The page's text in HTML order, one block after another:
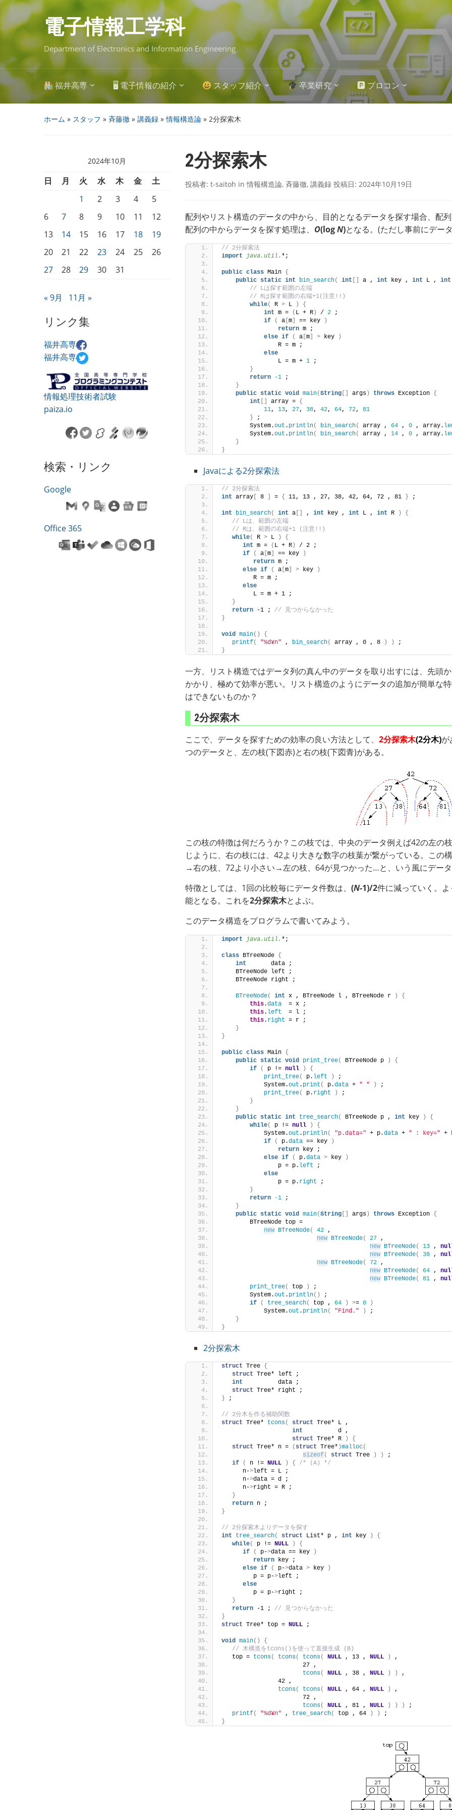
Skip
to
main
content 電子情報工学科
Department of Electronics and Information Engineering
福井高専 🖥 電子情報の紹介 スタッフ紹介 卒業研究 🅿 プロコン
ホーム » スタッフ » 斉藤徹 » 講義録 »情報構造論 » 2分探索木
2024年10月
日 月 火 水 木 金
土
1
2 3 4
5
6
7 8 9 10 11
12
13
14 15 16 17 18
19
20
21 22 23 24 25
26
27
28 29 30 31
« 9月 11月 »
リンク集
福井高専
福井高専
情報処理技術者試験
paiza.io
検索・リンク
Google
Office 365
2分探索木
投稿者: t-saitoh in情報構造論, 斉藤徹, 講義録 投稿日: 2024年10月19日
配列やリスト構造のデータの中から、目的となるデータを探す場合、配
配列の中からデータを探す処理は、 O(logN)となる。(ただし事前にデー
// 2分探索法
import java.util. *;
public class Main {
public static int bin_search( int a , int key , int L , int
// Lは探す範囲の左端
// Rは探す範囲の右端+1(注意!!)
while( R > L )
{
int m = ( L + R ) / 2 ;
if
( a m == key
)
return m ;
else if ( a m > key
)
                R = m ;
else
                L = m +
1 ;
}
return
-1 ;
}
public static void main(String args ) throws Exception {
int
array = {
11, 13, 27, 38, 42, 64, 72, 81
} ;
        System.
out . println( bin_search( array , 64 , 0 , array.
        System.
out . println( bin_search( array , 14 , 0 , array.
}
}
Javaによる2分探索法
// 2分探索法
int array 8 = { 11, 13 , 27, 38, 42, 64, 72 , 81 } ;
int bin_search( int a , int key , int L , int R )
{
// Lは、範囲の左端
// Rは、範囲の右端+1 (注意!!)
while( R > L )
{
int m = ( L + R )
/ 2 ;
if
( a m == key
)
return m ;
else if ( a m > key
)
         R = m ;
else
         L = m + 1 ;
}
return -1 ; // 見つからなかった
}
void main()
{
printf( "%d¥n" , bin_search( array , 0 , 8 ) )
;
}
一方、リスト構造ではデータ列の真ん中のデータを取り出すには、先頭
かかり、極めて効率が悪い。リスト構造のようにデータの追加が簡単な特
はできないものか？
2分探索木
ここで、データを探すための効率の良い方法として、 2分探索木(2分木)が
つのデータと、左の枝(下図赤)と右の枝(下図青)がある。
この枝の特徴は何だろうか？この枝では、中央のデータ例えば42の左の
じように、右の枝には、42より大きな数字の枝葉が繋がっている。この
→右の枝、72より小さい→左の枝、64が見つかった…と、いう風にデータ
特徴としては、1回の比較毎にデータ件数は、 (N-1)/2件に減っていく。よ
能となる。これを2分探索木とよぶ。
このデータ構造をプログラムで書いてみよう。
import java.util. *;
class BTreeNode {
int
       data ;
    BTreeNode left ;
    BTreeNode right ;
BTreeNode( int x , BTreeNode l , BTreeNode r )
{
this.data
  = x ;
this. left
  = l ;
this. right = r ;
}
}
public class Main {
public static void print_tree( BTreeNode p )
{
if
( p != null )
{
print_tree( p. left )
;
            System.
out . print ( p.data + " " )
;
print_tree( p. right )
;
}
}
public static int tree_search( BTreeNode p , int key )
{
while( p != null )
{
            System.
out . println( "p.data=" + p.data + " : key=" +
if
( p.data == key
)
return key ;
else if ( p.data > key
)
                p = p.
left ;
else
                p = p.
right ;
}
return
-1 ;
}
public static void main(String args ) throws Exception {
        BTreeNode top =
new BTreeNode( 42 ,
new BTreeNode( 27 ,
new BTreeNode( 13 ,
new BTreeNode( 38 ,
new BTreeNode( 72 ,
new BTreeNode( 64 ,
new BTreeNode( 81 ,
print_tree( top )
;
        System.
out . println()
;
if
( tree_search( top , 64 ) >= 0
)
            System.
out . println( "Find." )
;
}
}
2分探索木
struct Tree {
struct Tree* left ;
int
          data ;
struct Tree* right ;
} ;
// 2分木を作る補助関数
struct Tree* tcons( struct Tree* L ,
int
          d ,
struct Tree* R )
{
struct Tree* n = ( struct Tree* )malloc(
sizeof( struct Tree ) )
;
if
( n != NULL ) {
/* (A) */
      n-
>left = L ;
      n-
>data = d ;
      n-
>right = R ;
}
return n ;
}
// 2分探索木よりデータを探す
int
tree_search( struct List* p , int key )
{
while( p != NULL )
{
if
( p->data == key
)
return key ;
else if ( p->data > key
)
         p = p-
>left ;
else
         p = p-
>right ;
}
return -1 ; // 見つからなかった
}
struct Tree* top = NULL ;
void main()
{
// 木構造をtcons()を使って直接生成 (B)
   top =
tcons( tcons( tcons( NULL , 13 , NULL )
,
                       27 ,
tcons( NULL , 38 , NULL ) )
,
                42 ,
tcons( tcons( NULL , 64 , NULL )
,
                       72 ,
tcons( NULL , 81 , NULL ) ) )
;
printf( "%d¥n" , tree_search( top , 64 ) )
;
}